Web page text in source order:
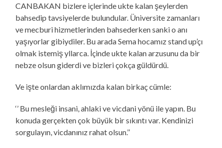
CANBAKAN bizlere içlerinde ukte kalan şeylerden
bahsedip tavsiyelerde bulundular. Üniversite zamanları
ve mecburi hizmetlerinden bahsederken sanki o anı
yaşıyorlar gibiydiler. Bu arada Sema hocamız stand up’çı
olmak istemiş yllarca. İçinde ukte kalan arzusunu da bir
nebze olsun giderdi ve bizleri çokça güldürdü.
Ve işte onlardan aklımızda kalan birkaç cümle:
‘’ Bu mesleği insani, ahlaki ve vicdani yönü ile yapın. Bu
konuda gerçekten çok büyük bir sıkıntı var. Kendinizi
sorgulayın, vicdanınız rahat olsun.’’